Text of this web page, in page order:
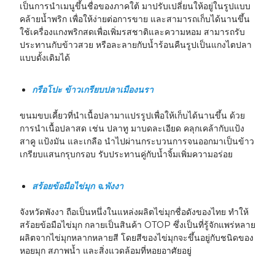
เป็นการนำเมนูขึ้นชื่อของภาคใต้ มาปรับเปลี่ยนให้อยู่ในรูปแบบ
คล้ายน้ำพริก เพื่อให้ง่ายต่อการขาย และสามารถเก็บได้นานขึ้น
ใช้เครื่องแกงพริกสดเพื่อเพิ่มรสชาติและความหอม สามารถรับ
ประทานกับข้าวสวย หรือละลายกับน้ำร้อนคืนรูปเป็นแกงไตปลา
แบบดั้งเดิมได้
กรือโปะ ข้าวเกรียบปลาเมืองนรา
ขนมขบเคี้ยวที่นำเนื้อปลามาแปรรูปเพื่อให้เก็บได้นานขึ้น ด้วย
การนำเนื้อปลาสด เช่น ปลาทู มาบดละเอียด คลุกเคล้ากับแป้ง
สาคู แป้งมัน และเกลือ นำไปผ่านกระบวนการจนออกมาเป็นข้าว
เกรียบแสนกรุบกรอบ รับประทานคู่กับน้ำจิ้มเพิ่มความอร่อย
สร้อยข้อมือไข่มุก จ.พังงา
จังหวัดพังงา ถือเป็นหนึ่งในแหล่งผลิตไข่มุกชื่อดังของไทย ทำให้
สร้อยข้อมือไข่มุก กลายเป็นสินค้า OTOP ซึ่งเป็นที่รู้จักแพร่หลาย
ผลิตจากไข่มุกหลากหลายสี โดยสีของไข่มุกจะขึ้นอยู่กับชนิดของ
หอยมุก สภาพน้ำ และสิ่งแวดล้อมที่หอยอาศัยอยู่